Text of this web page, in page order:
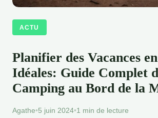
ACTU
Planifier des Vacances
Idéales: Guide Complet
Camping au Bord de la
Agathe•5 juin 2024•1 min de lecture